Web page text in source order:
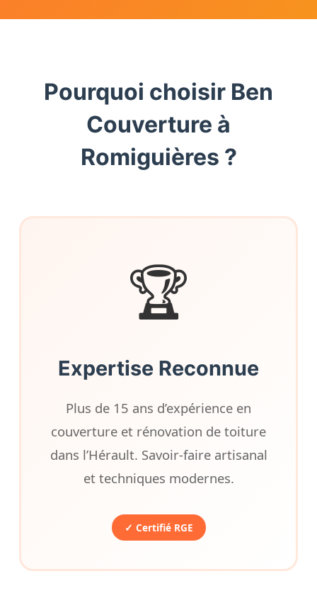
Pourquoi choisir Ben
Couverture à
Romiguières ?
🏆
Expertise Reconnue
Plus de 15 ans d’expérience en
couverture et rénovation de toiture
dans l’Hérault. Savoir-faire artisanal
et techniques modernes.
✓ Certifié RGE